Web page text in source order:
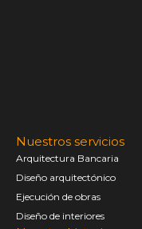
Nuestros servicios
Arquitectura Bancaria
Diseño arquitectónico
Ejecución de obras
Diseño de interiores